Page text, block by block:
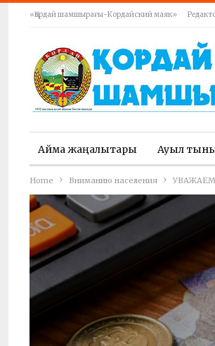
«Қордай шамшырағы-Кордайский маяк»
Аймақ жаңалықтары Ауыл
Home Вниманию населения